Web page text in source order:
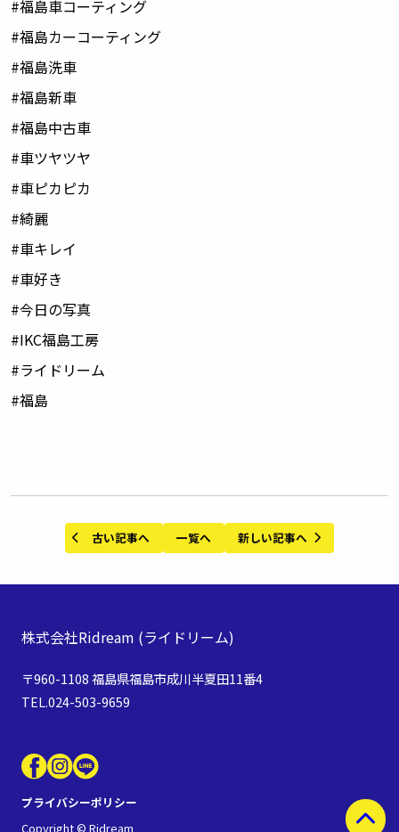
#福島車コーティング
#福島カーコーティング
#福島洗車
#福島新車
#福島中古車
#車ツヤツヤ
#車ピカピカ
#綺麗
#車キレイ
#車好き
#今日の写真
#IKC福島工房
#ライドリーム
#福島
古い記事へ 一覧へ 新しい記事へ
株式会社Ridream (ライドリーム)
〒960-1108 福島県福島市成川半夏田11番4
TEL.024-503-9659
プライバシーポリシー
Copyright © Ridream